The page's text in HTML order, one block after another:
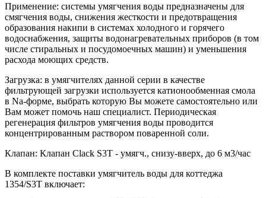
Применение: системы умягчения воды предназначены для
смягчения воды, снижения жесткости и предотвращения
образования накипи в системах холодного и горячего
водоснабжения, защиты водонагревательных приборов (в том
числе стиральных и посудомоечных машин) и уменьшения
расхода моющих средств.
Загрузка: в умягчителях данной серии в качестве
фильтрующей загрузки используется катионообменная смола
в Na-форме, выбрать которую Вы можете самостоятельно или
Вам может помочь наш специалист. Периодическая
регенерация фильтров умягчения воды проводится
концентрированным раствором поваренной соли.
Клапан: Клапан Сlack S3T - умягч., снизу-вверх, до 6 м3/час
В комплекте поставки умягчитель воды для коттеджа
1354/S3T включает: